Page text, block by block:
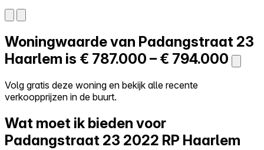
Zelf kopen
Alles-in-één
Reviews
Log in
Woningwaarde van Padangstraat 23
Haarlem is € 787.000 – € 794.000
Volg gratis deze woning en bekijk alle recente
verkoopprijzen in de buurt.
Wat moet ik bieden voor
Padangstraat 23 2022 RP Haarlem